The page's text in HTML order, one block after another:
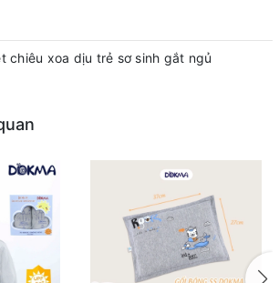
chiêu xoa dịu trẻ sơ sinh gắt ngủ